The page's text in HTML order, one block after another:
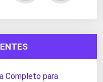
Completo para